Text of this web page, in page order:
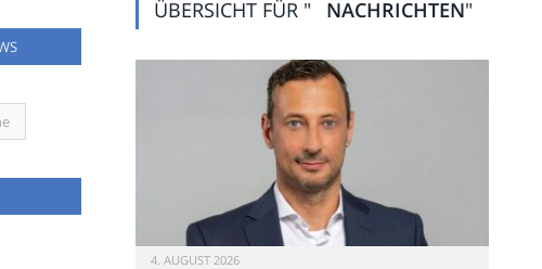
ÜBERSICHT FÜR " NACHRICHTEN"
4. AUGUST 2026